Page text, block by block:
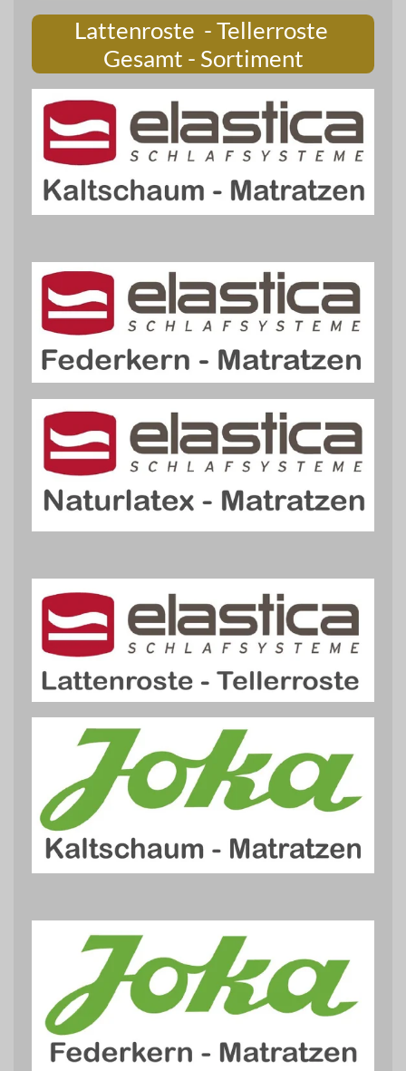
Lattenroste - Tellerroste
Gesamt - Sortiment